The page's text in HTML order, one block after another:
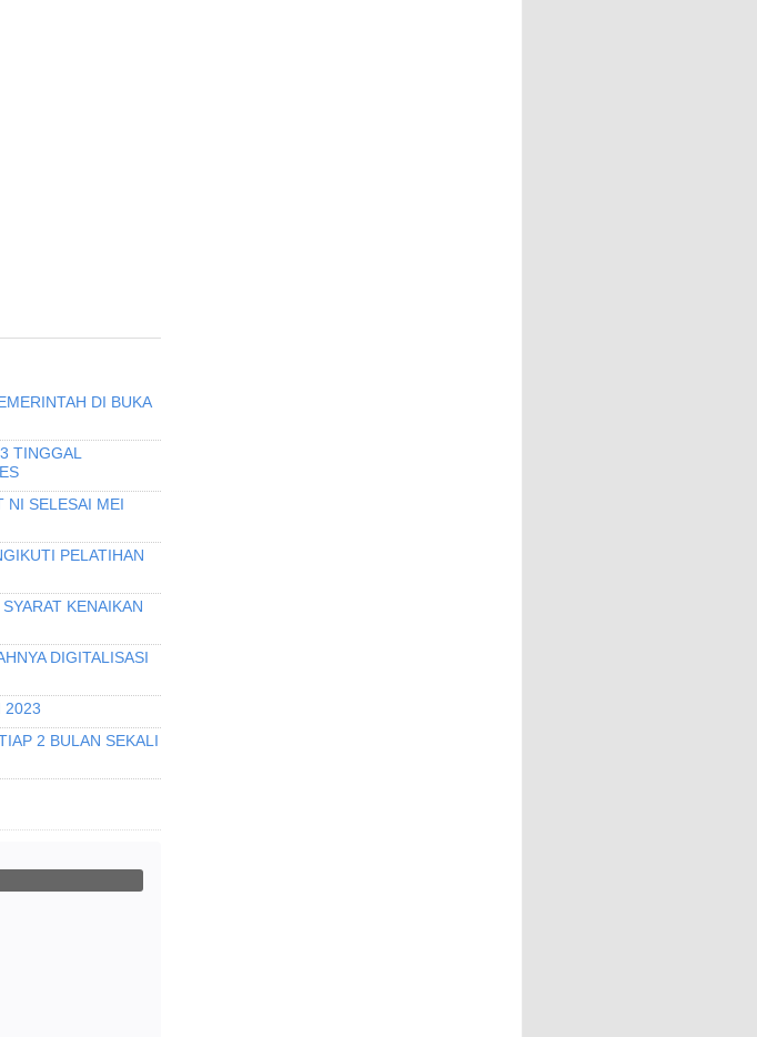
DI BUKA
TINGGAL
NI SELESAI MEI
PELATIHAN
KENAIKAN
DIGITALISASI
2023
2 BULAN SEKALI